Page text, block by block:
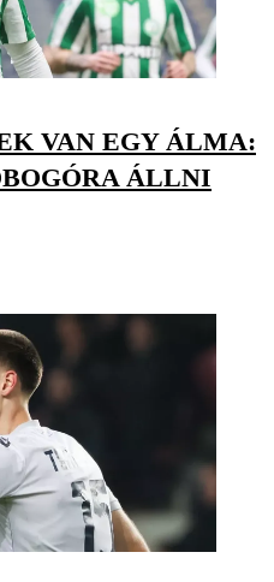
VAN EGY ÁLMA:
ÁLLNI